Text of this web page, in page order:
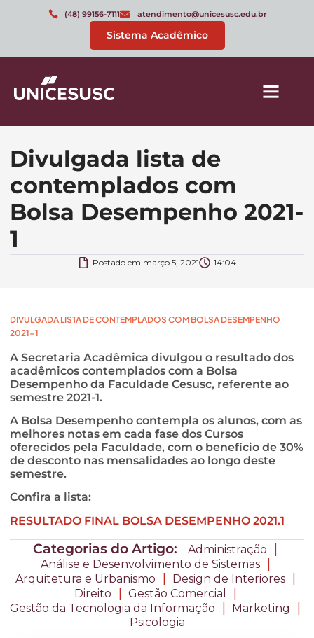
(48) 99156-7111 atendimento@unicesusc.edu.br
Sistema Acadêmico
Divulgada lista de
contemplados com
Bolsa Desempenho 2021-
1
Postado em março 5, 2021 14:04
DIVULGADA LISTA DE CONTEMPLADOS COM BOLSA DESEMPENHO
2021-1
A Secretaria Acadêmica divulgou o resultado dos
acadêmicos contemplados com a Bolsa
Desempenho da Faculdade Cesusc, referente ao
semestre 2021-1.
A Bolsa Desempenho contempla os alunos, com as
melhores notas em cada fase dos Cursos
oferecidos pela Faculdade, com o benefício de 30%
de desconto nas mensalidades ao longo deste
semestre.
Confira a lista:
RESULTADO FINAL BOLSA DESEMPENHO 2021.1
Categorias do Artigo: Administração |
Análise e Desenvolvimento de Sistemas |
Arquitetura e Urbanismo | Design de Interiores |
Direito | Gestão Comercial |
Gestão da Tecnologia da Informação | Marketing |
Psicologia